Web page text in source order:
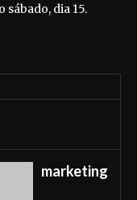
dia 15.
marketing